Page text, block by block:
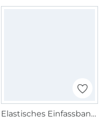
Elastisches Einfassband matt, gelb